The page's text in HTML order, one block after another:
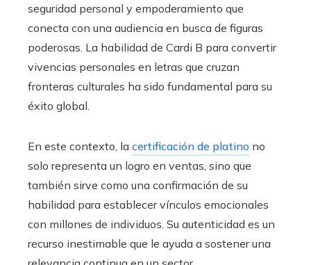
seguridad personal y empoderamiento que
conecta con una audiencia en busca de figuras
poderosas. La habilidad de Cardi B para convertir
vivencias personales en letras que cruzan
fronteras culturales ha sido fundamental para su
éxito global.
En este contexto, la certificación de platino no
solo representa un logro en ventas, sino que
también sirve como una confirmación de su
habilidad para establecer vínculos emocionales
con millones de individuos. Su autenticidad es un
recurso inestimable que le ayuda a sostener una